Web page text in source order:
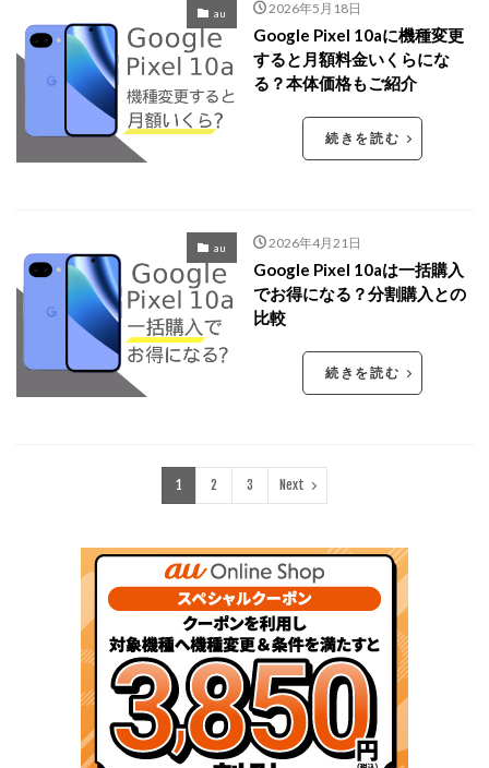
au 2026年5月18日
Google Pixel 10aに機種変更
すると月額料金いくらにな
る？本体価格もご紹介
続きを読む
au 2026年4月21日
Google Pixel 10aは一括購入
でお得になる？分割購入との
比較
続きを読む
1 2 3 Next